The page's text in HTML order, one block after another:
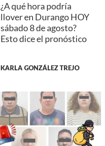
¿A qué hora podría
llover en Durango HOY
sábado 8 de agosto?
Esto dice el pronóstico
KARLA GONZÁLEZ TREJO